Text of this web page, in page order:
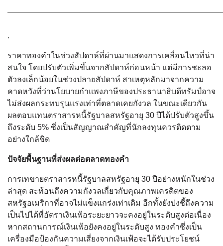
.
ราคาทองคำในช่วงสัปดาห์ที่ผ่านมาแสดงการเคลื่อนไหวที่น่า
สนใจ โดยปรับตัวเพิ่มขึ้นจากสัปดาห์ก่อนหน้า แต่มีการชะลอ
ตัวลงเล็กน้อยในช่วงปลายสัปดาห์ สาเหตุหลักมาจากความ
คาดหวังที่ว่านโยบายกำแพงภาษีของประธานาธิบดีทรัมป์อาจ
ไม่ส่งผลกระทบรุนแรงเท่าที่ตลาดเคยกังวล ในขณะเดียวกัน
ผลตอบแทนตราสารหนี้รัฐบาลสหรัฐอายุ 30 ปีได้ปรับตัวสูงขึ้น
ถึงระดับ 5% ซึ่งเป็นสัญญาณสำคัญที่นักลงทุนควรติดตาม
อย่างใกล้ชิด
ปัจจัยพื้นฐานที่ส่งผลต่อตลาดทองคำ
การเทขายตราสารหนี้รัฐบาลสหรัฐอายุ 30 ปีอย่างหนักในช่วง
ล่าสุด สะท้อนถึงความกังวลเกี่ยวกับคุณภาพเครดิตของ
สหรัฐอเมริกาที่อาจไม่แข็งแกร่งเท่าเดิม อีกทั้งยังบ่งชี้ถึงความ
เป็นไปได้ที่อัตราเงินเฟ้อระยะยาวจะคงอยู่ในระดับสูงต่อเนื่อง
หากสถานการณ์เงินเฟ้อยังคงอยู่ในระดับสูง ทองคำซึ่งเป็น
เครื่องมือป้องกันความเสี่ยงจากเงินเฟ้อจะได้รับประโยชน์